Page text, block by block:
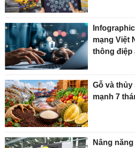
mạng Việt
thông điệp
Gỗ và
mạnh 7
Nâng